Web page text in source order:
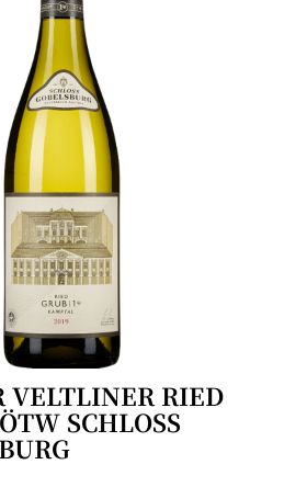
VELTLINER RIED
SCHLOSS